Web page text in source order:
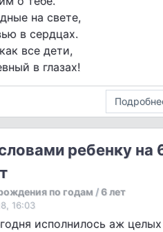
на свете,
в сердцах.
все дети,
в глазах!
ребенку на
по годам /6 лет
16:03
исполнилось аж